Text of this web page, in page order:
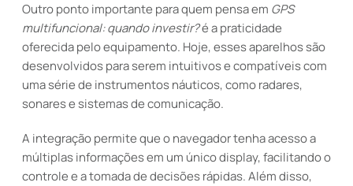
Outro ponto importante para quem pensa em GPS
multifuncional: quando investir?é a praticidade
oferecida pelo equipamento. Hoje, esses aparelhos são
desenvolvidos para serem intuitivos e compatíveis com
uma série de instrumentos náuticos, como radares,
sonares e sistemas de comunicação.
A integração permite que o navegador tenha acesso a
múltiplas informações em um único display, facilitando o
controle e a tomada de decisões rápidas. Além disso,